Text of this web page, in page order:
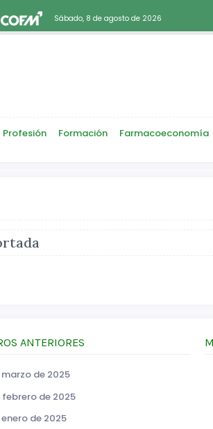
Sábado, 8 de agosto de 2026
Profesión Formación Farmacoeconomía
ANTERIORES
marzo de 2025
febrero de 2025
enero de 2025